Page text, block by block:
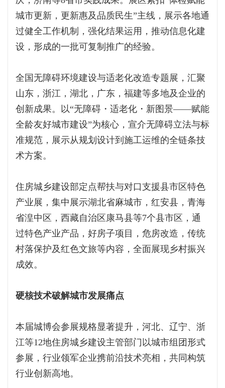
城市更新，更新惠及品质民生”主线，展示各地通
过健全工作机制，强化结果运用，推动信息化建
设，形成的一批可复制推广的经验。
全国无障碍环境建设与适老化改造专题展，汇聚
山东，浙江，湖北，广东，福建等多地及企业的
创新成果。以“无障碍・适老化・新图景——赋能
全龄友好城市建设”为核心，宣介无障碍立法与标
准规范，展示从规划设计到施工运维的全链条技
术方案。
住房城乡建设部定点帮扶与对口支援县市区特色
产业展，集中展示湖北省麻城市，红安县，青海
省湟中区，西藏自治区康马县等7个县市区，通
过特色产业产品，好房子项目，危房改造，传统
村落保护及红色文旅等内容，全面展现乡村振兴
成效。
硬核技术破解城市发展痛点
本届城博会参展规格显著提升，河北、辽宁、浙
江等12地住房城乡建设主管部门以城市组团形式
参展，行业领军企业携前沿技术亮相，共同构筑
行业创新高地。